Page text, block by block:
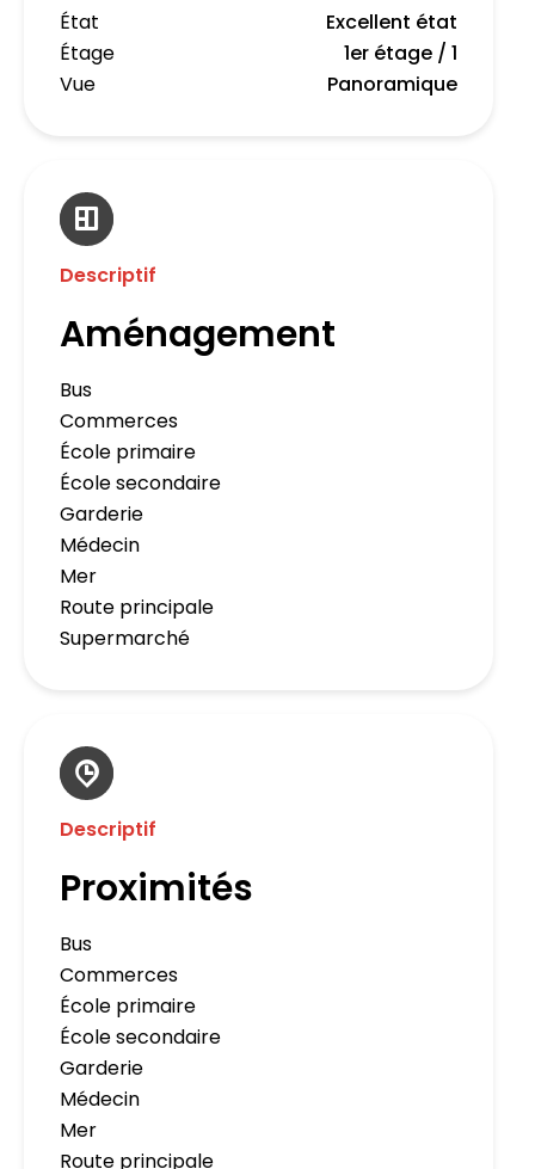
État
Excellent état
Étage
1er étage / 1
Vue
Panoramique
Descriptif
Aménagement
Bus
Commerces
École primaire
École secondaire
Garderie
Médecin
Mer
Route principale
Supermarché
Descriptif
Proximités
Bus
Commerces
École primaire
École secondaire
Garderie
Médecin
Mer
Route principale